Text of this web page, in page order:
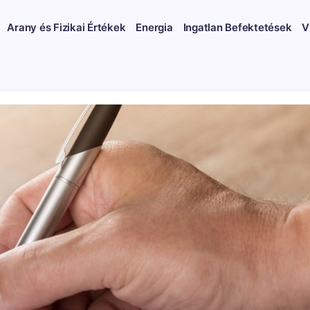
Arany és Fizikai Értékek Energia Ingatlan Befektetések